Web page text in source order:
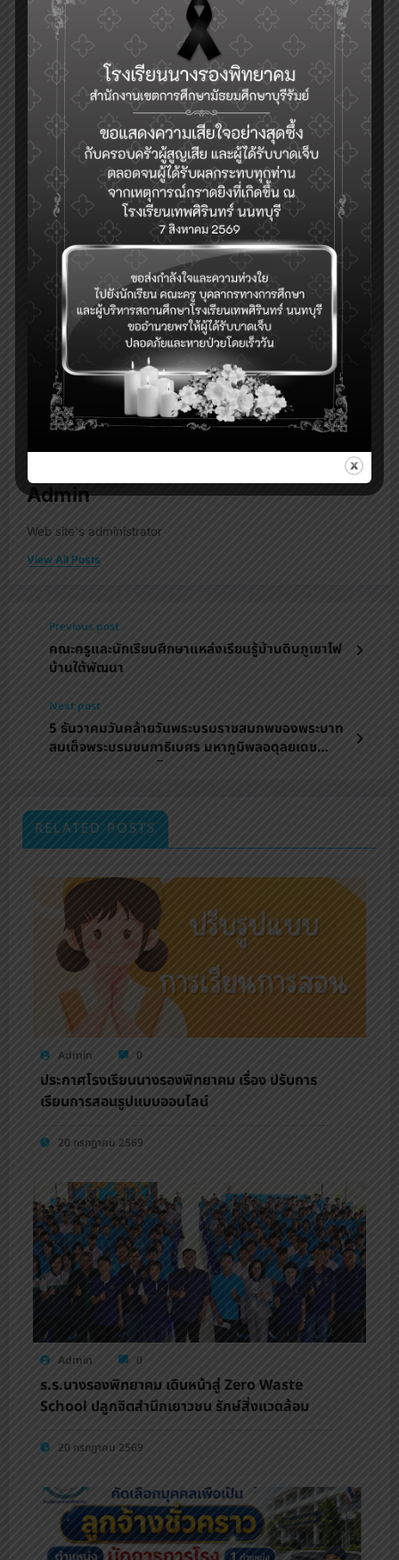
ทักษะอะไรบ้างที่เด็กใน
ศตวรรษที่ 21 จำเป็นต้อง
มี?
คณะครูและนักเรียนศึกษา
แหล่งเรียนรู้บ้านดิน
ภูเขาไฟบ้านใต้พัฒนา
Tag Hcec
Admin
Web site's administrator
View All Posts
Previous post
คณะครูและนักเรียนศึกษาแหล่งเรียนรู้บ้านดินภูเขาไฟ
บ้านใต้พัฒนา
Next post
5 ธันวาคมวันคล้ายวันพระบรมราชสมภพของพระบาท
สมเด็จพระบรมชนกาธิเบศร มหาภูมิพลอดุลยเดช
มหาราช บรมนาถบพิตร
RELATED POSTS
Admin 0
ประกาศโรงเรียนนางรองพิทยาคม เรื่อง ปรับการ
เรียนการสอนรูปแบบออนไลน์
20 กรกฎาคม 2569
Admin 0
ร.ร.นางรองพิทยาคม เดินหน้าสู่ Zero Waste
School ปลูกจิตสำนึกเยาวชน รักษ์สิ่งแวดล้อม
20 กรกฎาคม 2569